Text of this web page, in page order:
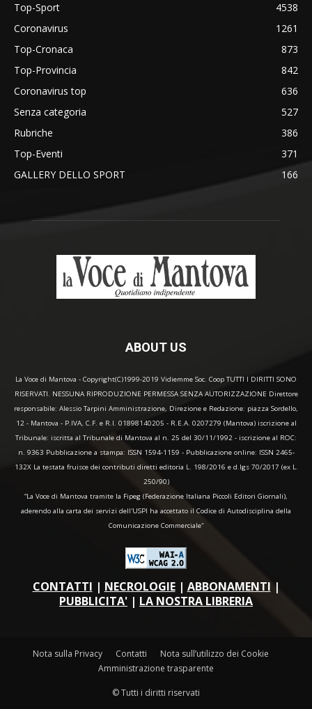
Top-Sport
4538
Coronavirus
1261
Top-Cronaca
873
Top-Provincia
842
Coronavirus top
636
Senza categoria
527
Rubriche
386
Top-Eventi
371
GALLERY DELLO SPORT
166
ABOUT US
La Voce di Mantova - Copyright(C)1999-2019 Vidiemme Soc. Coop TUTTI I DIRITTI SONO
RISERVATI. NESSUNA RIPRODUZIONE PERMESSA SENZA AUTORIZZAZIONE Direttore
responsabile: Alessio Tarpini Amministrazione, Direzione e Redazione: piazza Sordello,
12 - Mantova - P.IVA, C.F. e R.I. 01898140205 - R.E.A. 0207279 (Mantova) iscrizione al
Tribunale: iscritta al Tribunale di Mantova al n. 25 del 30/11/1992 - iscrizione al ROC:
n. 9363 Pubblicazione a stampa: ISSN 1594-1159 - Pubblicazione online: ISSN 2465-
132X La testata fruisce dei contributi diretti editoria L. 198/2016 e d.lgs 70/2017 (ex L.
250/90)
“La Voce di Mantova tramite la Fipeg (Federazione Italiana Piccoli Editori Giornali),
aderendo alla carta dei servizi dell'USPI ha accettato il Codice di Autodisciplina della
Comunicazione Commerciale"
CONTATTI | NECROLOGIE| ABBONAMENTI |
PUBBLICITA' | LA NOSTRA LIBRERIA
Nota sulla Privacy Contatti
Nota sull’utilizzo dei Cookie
Amministrazione trasparente
© Tutti i diritti riservati